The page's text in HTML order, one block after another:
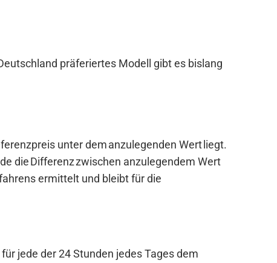
präferiertes Modell gibt es bislang
unter dem anzulegenden Wert liegt.
die Differenz zwischen anzulegendem Wert
ermittelt und bleibt für die
jede der 24 Stunden jedes Tages dem